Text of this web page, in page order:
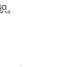
。